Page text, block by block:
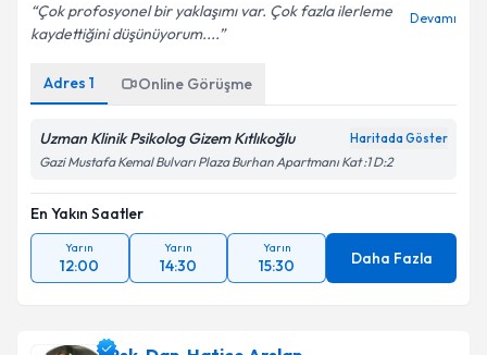
Çok profosyonel bir yaklaşımı var. Çok fazla ilerleme
kaydettiğini düşünüyorum....
Devamı
Adres 1 Online Görüşme
Uzman Klinik Psikolog Gizem Kıtlıkoğlu Haritada Göster
Gazi Mustafa Kemal Bulvarı Plaza Burhan Apartmanı Kat :1 D:2
En Yakın Saatler
Yarın
12:00
Yarın
14:30
Yarın
15:30 Daha Fazla